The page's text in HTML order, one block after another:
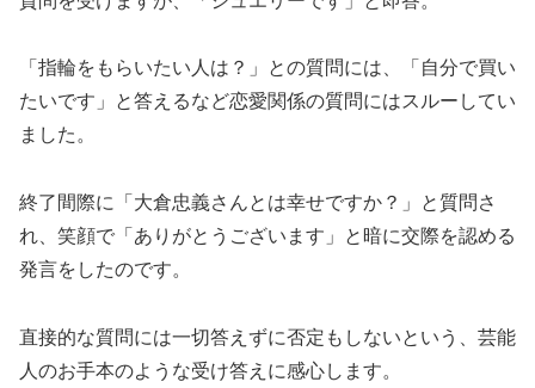
「指輪をもらいたい人は？」との質問には、「自分で買い
たいです」と答えるなど恋愛関係の質問にはスルーしてい
ました。
終了間際に「大倉忠義さんとは幸せですか？」と質問さ
れ、笑顔で「ありがとうございます」と暗に交際を認める
発言をしたのです。
直接的な質問には一切答えずに否定もしないという、芸能
人のお手本のような受け答えに感心します。